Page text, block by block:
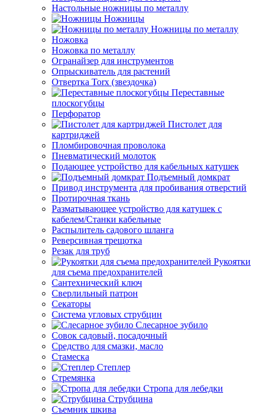
Настольные ножницы по металлу
Ножницы
Ножницы по металлу
Ножовка
Ножовка по металлу
Огранайзер для инструментов
Опрыскиватель для растений
Отвертка Torx (звездочка)
Переставные
плоскогубцы
Перфоратор
Пистолет для
картриджей
Пломбировочная проволока
Пневматический молоток
Подающее устройство для кабельных катушек
Подъемный домкрат
Привод инструмента для пробивания отверстий
Протирочная ткань
Разматывающее устройство для катушек с
кабелем/Станки кабельные
Распылитель садового шланга
Реверсивная трещотка
Резак для труб
Рукоятки
для съема предохранителей
Сантехнический ключ
Сверлильный патрон
Секаторы
Система угловых струбцин
Слесарное зубило
Совок садовый, посадочный
Средство для смазки, масло
Стамеска
Степлер
Стремянка
Стропа для лебедки
Струбцина
Съемник шкива